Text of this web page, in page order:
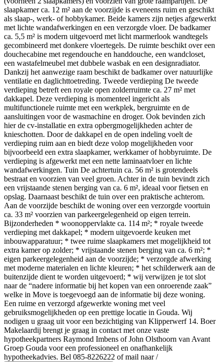
slaapkamer ca. 12 m² aan de voorzijde is eveneens ruim en geschikt
als slaap-, werk- of hobbykamer. Beide kamers zijn netjes afgewerkt
met lichte wandafwerkingen en een verzorgde vloer. De badkamer
ca. 5,5 m² is modern uitgevoerd met licht marmerlook wandtegels
gecombineerd met donkere vloertegels. De ruimte beschikt over een
douchecabine met regendouche en handdouche, een wandcloset,
een wastafelmeubel met dubbele wasbak en een designradiator.
Dankzij het aanwezige raam beschikt de badkamer over natuurlijke
ventilatie en daglichttoetreding. Tweede verdieping De tweede
verdieping betreft een royale open zolderruimte ca. 27 m² met
dakkapel. Deze verdieping is momenteel ingericht als
multifunctionele ruimte met een werkplek, bergruimte en de
aansluitingen voor de wasmachine en droger. Ook bevinden zich
hier de cv-installatie en extra opbergmogelijkheden achter de
knieschotten. Door de dakkapel en de open indeling voelt de
verdieping ruim aan en biedt deze volop mogelijkheden voor
bijvoorbeeld een extra slaapkamer, werkkamer of hobbyruimte. De
verdieping is afgewerkt met een nette laminaatvloer en lichte
wandafwerkingen. Tuin De achtertuin ca. 56 m² is grotendeels
bestraat en voorzien van veel groen. Achter in de tuin bevindt zich
een vrijstaande stenen berging van ca. 6 m², ideaal voor fietsen en
opslag. Daarnaast beschikt de tuin over een praktische achterom.
Aan de voorzijde beschikt de woning over een verzorgde voortuin
ca. 33 m² voorzien van parkeergelegenheid op eigen terrein.
Bijzonderheden * woonoppervlakte ca. 114 m²; * royale tweede
verdieping met dakkapel; * modern uitgevoerde keuken met
inbouwapparatuur; * twee ruime slaapkamers met mogelijkheid tot
extra kamer op zolder; * vrijstaande stenen berging van ca. 6 m²; *
eigen parkeergelegenheid aan de voorzijde; * verzorgde afwerking
met moderne materialen en lichte kleuren; * het schilderwerk aan de
buitenzijde dient te worden uitgevoerd; * wij verwijzen je tot slot
naar de “nadere informatie bij het kopen van een onroerende zaak”
welke in Move is toegevoegd aan de informatie bij deze woning.
Een ruime en verzorgd afgewerkte woning met veel
gebruiksmogelijkheden op een prettige locatie in Gouda. Wij
nodigen u graag uit voor een bezichtiging van Klipperwerf 14. Boer
Makelaardij brengt je graag in contact met onze vaste
hypotheekpartners Raymond Imbens of John Olsthoorn van Avant
Groep Gouda voor een professioneel en onafhankelijk
hypotheekadvies. Bel 085-8226222 of mail naar /